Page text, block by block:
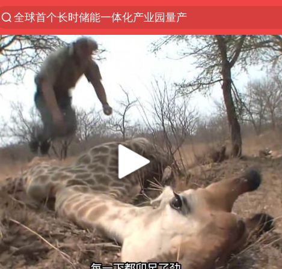
全球首个长时储能一体化产业园量产
台风白海豚已进入24小时警戒线
“秋天的第一杯奶茶”6岁了
中国女篮70-67险胜尼日利亚女篮
四川宜宾高县4.9级地震致1死
上海：台风白海豚或将带来龙卷风
中巨芯：上半年归母净利润1405.77万元
38岁演员求职万岁山NPC成功
胜宏科技：股票交易异常波动
国乒男单横滨冠军赛全军覆没
胡彦斌获《歌手2026》歌王